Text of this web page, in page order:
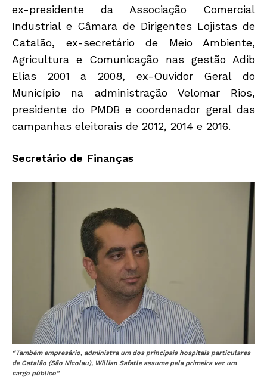
ex-presidente da Associação Comercial
Industrial e Câmara de Dirigentes Lojistas de
Catalão, ex-secretário de Meio Ambiente,
Agricultura e Comunicação nas gestão Adib
Elias 2001 a 2008, ex-Ouvidor Geral do
Município na administração Velomar Rios,
presidente do PMDB e coordenador geral das
campanhas eleitorais de 2012, 2014 e 2016.
Secretário de Finanças
“Também empresário, administra um dos principais hospitais particulares
de Catalão (São Nicolau), Willian Safatle assume pela primeira vez um
cargo público”